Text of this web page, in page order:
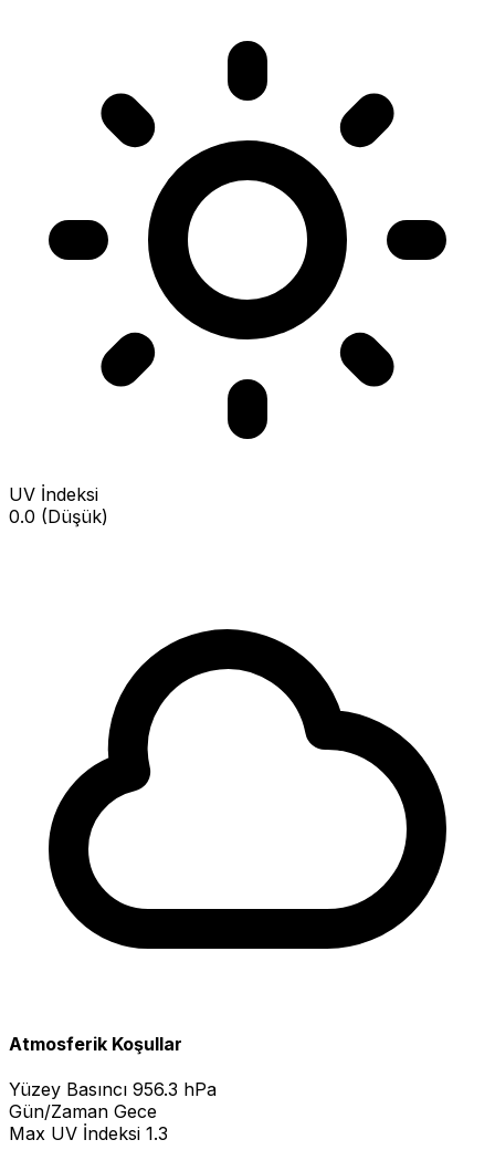
UV İndeksi
0.0 (Düşük)
Atmosferik Koşullar
Yüzey Basıncı 956.3 hPa
Gün/Zaman Gece
Max UV İndeksi 1.3